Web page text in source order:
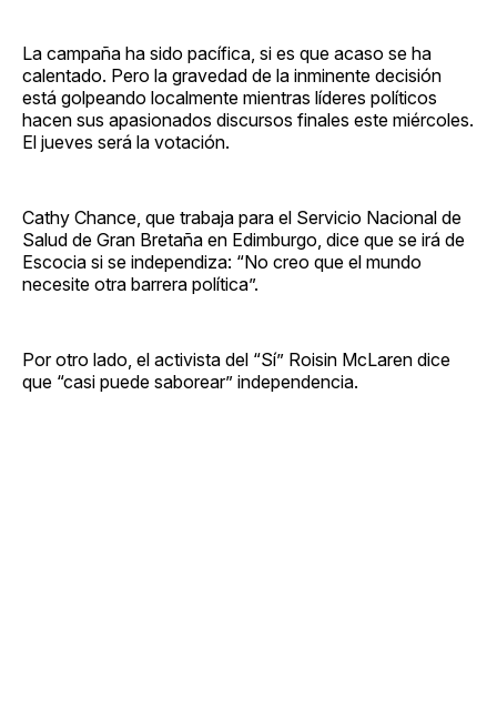
La campaña ha sido pacífica, si es que acaso se ha
calentado. Pero la gravedad de la inminente decisión
está golpeando localmente mientras líderes políticos
hacen sus apasionados discursos finales este miércoles.
El jueves será la votación.
Cathy Chance, que trabaja para el Servicio Nacional de
Salud de Gran Bretaña en Edimburgo, dice que se irá de
Escocia si se independiza: “No creo que el mundo
necesite otra barrera política”.
Por otro lado, el activista del “Sí” Roisin McLaren dice
que “casi puede saborear” independencia.